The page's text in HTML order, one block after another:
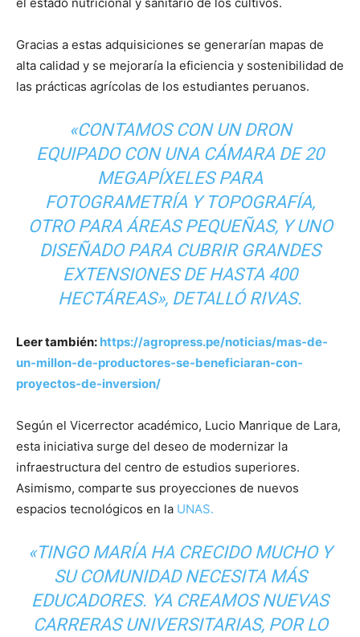
Gracias a estas adquisiciones se generarían mapas de
alta calidad y se mejoraría la eficiencia y sostenibilidad de
las prácticas agrícolas de los estudiantes peruanos.
«CONTAMOS CON UN DRON
EQUIPADO CON UNA CÁMARA DE 20
MEGAPÍXELES PARA
FOTOGRAMETRÍA Y TOPOGRAFÍA,
OTRO PARA ÁREAS PEQUEÑAS, Y UNO
DISEÑADO PARA CUBRIR GRANDES
EXTENSIONES DE HASTA 400
HECTÁREAS», DETALLÓ RIVAS.
Leer también: https://agropress.pe/noticias/mas-de-
un-millon-de-productores-se-beneficiaran-con-
proyectos-de-inversion/
Según el Vicerrector académico, Lucio Manrique de Lara,
esta iniciativa surge del deseo de modernizar la
infraestructura del centro de estudios superiores.
Asimismo, comparte sus proyecciones de nuevos
espacios tecnológicos en la UNAS.
«TINGO MARÍA HA CRECIDO MUCHO Y
SU COMUNIDAD NECESITA MÁS
EDUCADORES. YA CREAMOS NUEVAS
CARRERAS UNIVERSITARIAS, POR LO